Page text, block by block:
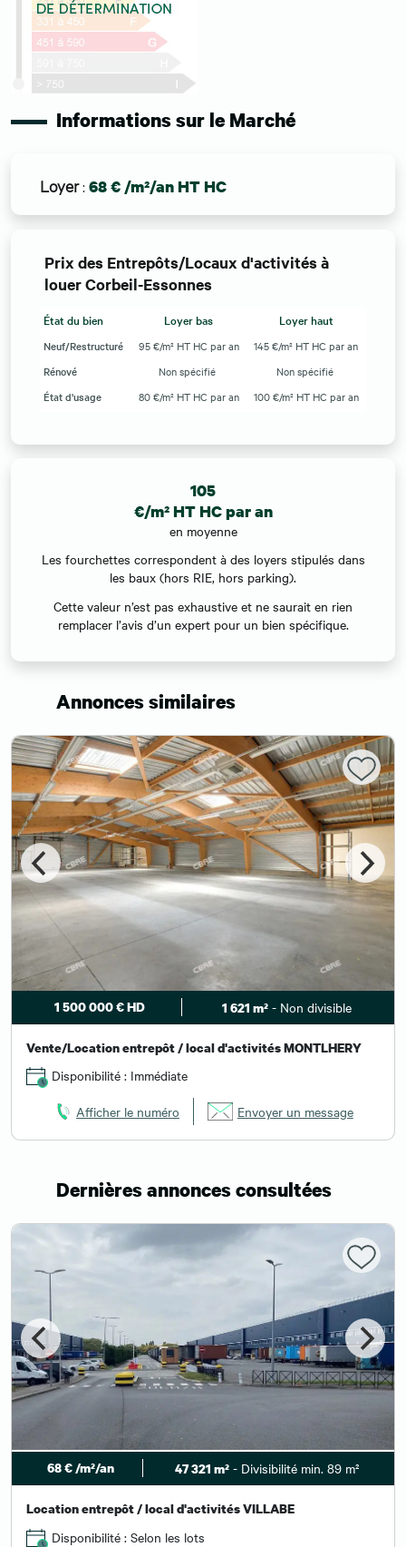
Informations sur le Marché
Loyer: 68 € /m²/an HT HC
Prix des Entrepôts/Locaux d'activités à
louer Corbeil-Essonnes
État du bien Loyer bas Loyer haut
Neuf/Restructuré 95 €/m² HT HC par an
145 €/m² HT HC par an
Rénové
Non spécifié
Non spécifié
État d'usage
80 €/m² HT HC par an 100 €/m² HT HC par an
105
€/m² HT HC par an
en moyenne
Les fourchettes correspondent à des loyers stipulés dans
les baux (hors RIE, hors parking).
Cette valeur n’est pas exhaustive et ne saurait en rien
remplacer l’avis d’un expert pour un bien spécifique.
Annonces similaires
1 500 000 € HD 1 621 m²- Non divisible
Vente/Location entrepôt / local d'activités MONTLHERY
Disponibilité : Immédiate
Afficher le numéro Envoyer un message
Dernières annonces consultées
68 € /m²/an 47 321 m² - Divisibilité min. 89 m²
Location entrepôt / local d'activités VILLABE
Disponibilité : Selon les lots